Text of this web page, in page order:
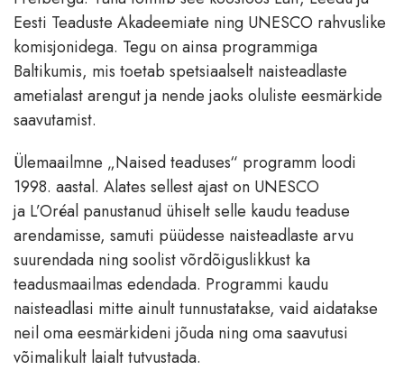
Eesti Teaduste Akadeemiate ning UNESCO rahvuslike
komisjonidega. Tegu on ainsa programmiga
Baltikumis, mis toetab spetsiaalselt naisteadlaste
ametialast arengut ja nende jaoks oluliste eesmärkide
saavutamist.
Ülemaailmne „Naised teaduses“ programm loodi
1998. aastal. Alates sellest ajast on UNESCO
ja L’Oréal panustanud ühiselt selle kaudu teaduse
arendamisse, samuti püüdesse naisteadlaste arvu
suurendada ning soolist võrdõiguslikkust ka
teadusmaailmas edendada. Programmi kaudu
naisteadlasi mitte ainult tunnustatakse, vaid aidatakse
neil oma eesmärkideni jõuda ning oma saavutusi
võimalikult laialt tutvustada.